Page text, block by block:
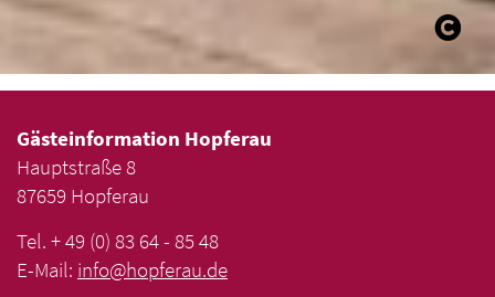
Gästeinformation Hopferau
Hauptstraße 8
87659 Hopferau
Tel. + 49 (0) 83 64 - 85 48
E-Mail: info@hopferau.de